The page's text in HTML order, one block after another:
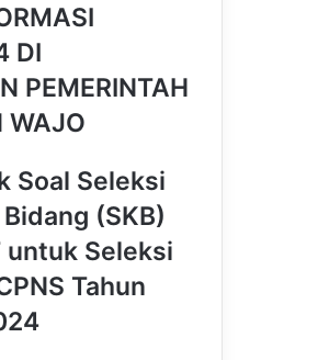
DI
PEMERINTAH
WAJO
Soal Seleksi
(SKB)
untuk Seleksi
Tahun